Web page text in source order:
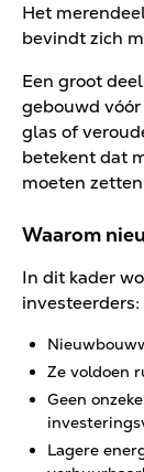
Het
bevindt zich
Een groot
gebouwd
glas of
betekent dat
moeten
Waarom
In dit kader
investeerders:
Ze voldoen
Geen
Lagere